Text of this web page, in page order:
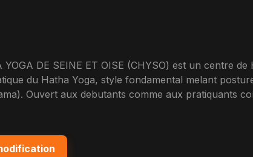
YOGA DE SEINE ET OISE (CHYSO) est un centre de
du Hatha Yoga, style fondamental melant
Ouvert aux debutants comme aux pratiquants